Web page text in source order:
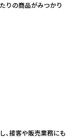
りの商品がみつかり
、接客や販売業務にも